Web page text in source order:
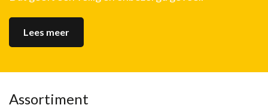
Lees meer
Assortiment